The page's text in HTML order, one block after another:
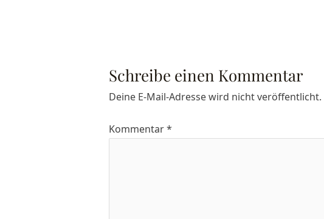
Schreibe einen Kommentar
Deine E-Mail-Adresse wird nicht veröffentlicht.
Kommentar*